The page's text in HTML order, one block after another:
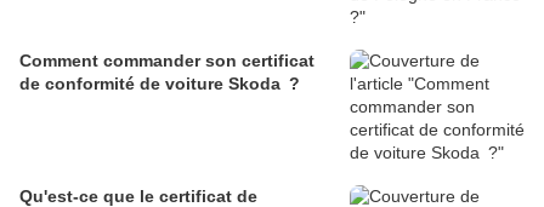
Comment commander son certificat
de conformité de voiture Skoda ?
Qu'est-ce que le certificat de